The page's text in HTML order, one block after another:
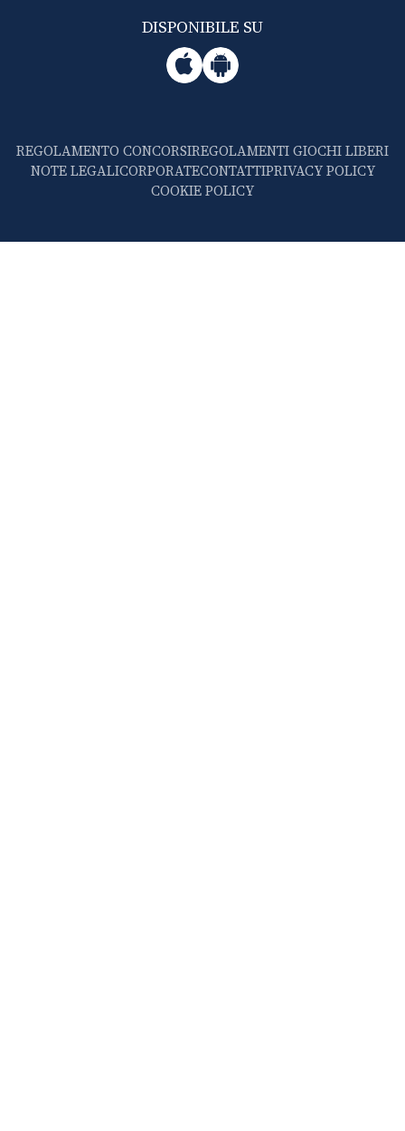
DISPONIBILE SU
REGOLAMENTO CONCORSIREGOLAMENTI GIOCHI LIBERI
NOTE LEGALICORPORATECONTATTIPRIVACY POLICY
COOKIE POLICY